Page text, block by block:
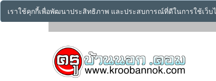
เราใช้คุกกี้เพื่อพัฒนาประสิทธิภาพ และประสบการณ์ที่ดีในการใช้เว็